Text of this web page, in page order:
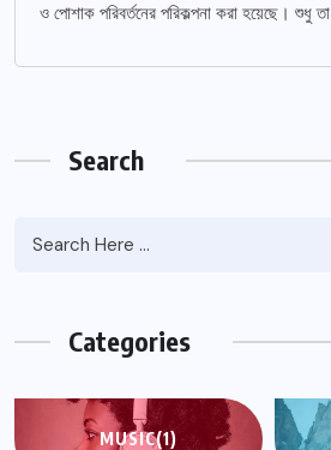
ও পোশাক পরিবর্তনের পরিকল্পনা করা হয়েছে। শুধু
Search
Categories
MUSIC(1)